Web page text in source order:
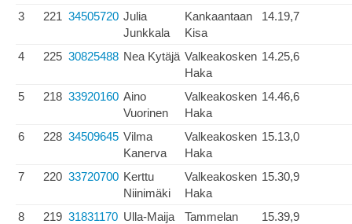
3 221 34505720 Julia
Junkkala
Kankaantaan
Kisa
14.19,7
4 225 30825488 Nea Kytäjä Valkeakosken
Haka
14.25,6
5 218 33920160 Aino
Vuorinen
Valkeakosken
Haka
14.46,6
6 228 34509645 Vilma
Kanerva
Valkeakosken
Haka
15.13,0
7 220 33720700 Kerttu
Niinimäki
Valkeakosken
Haka
15.30,9
8 219 31831170 Ulla-Maija
Tammelan
15.39,9